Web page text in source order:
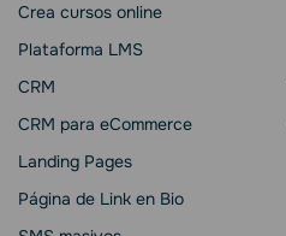
Crea cursos online
Plataforma LMS
CRM
CRM para eCommerce
Landing Pages
Página de Link en Bio